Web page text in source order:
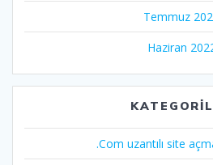
Temmuz
Haziran
.Com uzantılı site